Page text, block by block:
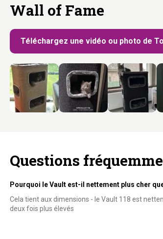
Wall of Fame
Téléchargez une vidéo ou photo de
Questions
Pourquoi le Vault est-il nettement plus cher
Cela tient aux dimensions - le Vault 118 est
deux fois plus élevés